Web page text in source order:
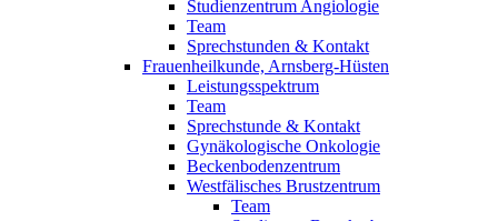
Studienzentrum Angiologie
Team
Sprechstunden & Kontakt
Frauenheilkunde, Arnsberg-Hüsten
Leistungsspektrum
Team
Sprechstunde & Kontakt
Gynäkologische Onkologie
Beckenbodenzentrum
Westfälisches Brustzentrum
Team